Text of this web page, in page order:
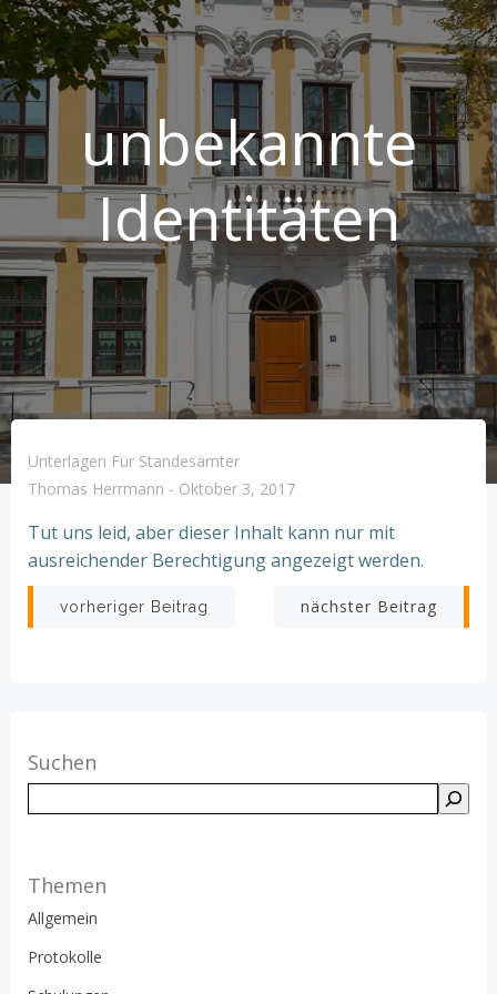
unbekannte
Identitäten
Unterlagen Für Standesämter
Thomas Herrmann - Oktober 3, 2017
Tut uns leid, aber dieser Inhalt kann nur mit
ausreichender Berechtigung angezeigt werden.
Beitragsnavigation
vorheriger Beitrag nächster Beitrag
Suchen
Themen
Allgemein
Protokolle